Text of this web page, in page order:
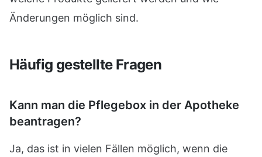
Änderungen möglich sind.
Häufig gestellte Fragen
Kann man die Pflegebox in der Apotheke
beantragen?
Ja, das ist in vielen Fällen möglich, wenn die